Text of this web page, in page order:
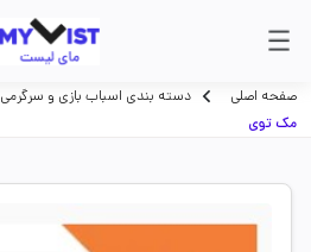
صفحه اصلی دسته بندی اسباب بازی و سرگرمی
مک توی